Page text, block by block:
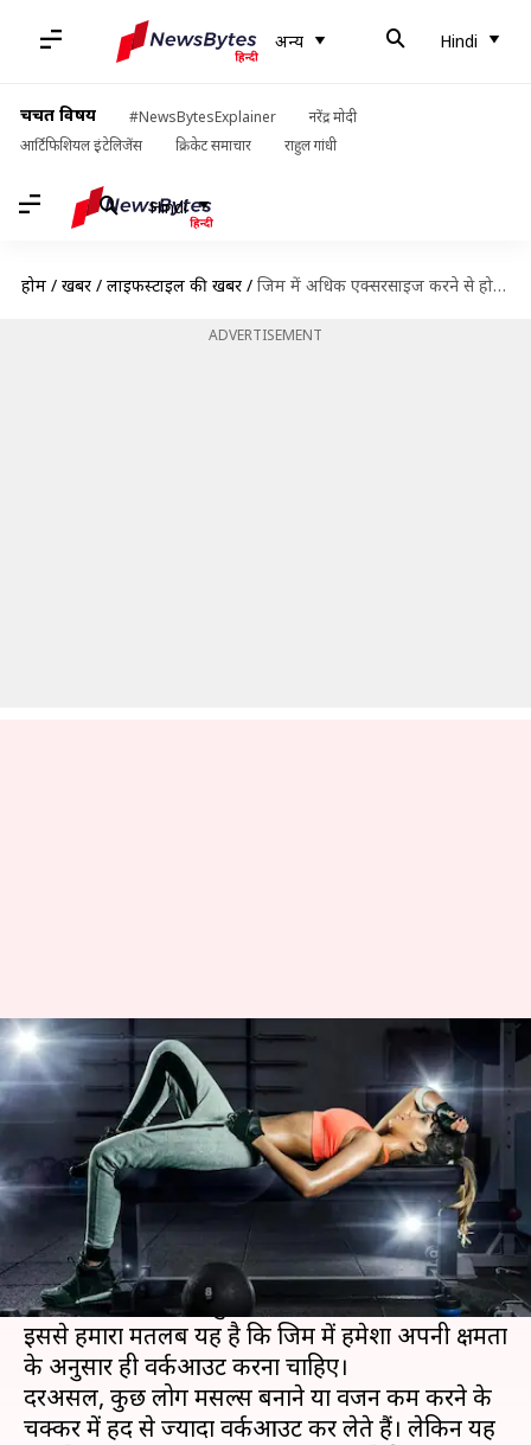
अन्य Hindi
चर्चित विषय #NewsBytesExplainer
नरेंद्र मोदी
आर्टिफिशियल इंटेलिजेंस
क्रिकेट समाचार राहुल गांधी
Hindi
होम / खबरें / लाइफस्टाइल की खबरें / जिम में अधिक एक्सरसाइज करने से हो सकते हैं ये नुकसान, जानिए
ADVERTISEMENT
जिम में अधिक एक्सरसाइज करने से
हो सकते हैं ये नुकसान, जानिए
लेखन Oct 01, 2020 03:59 pm
क्या है खबर?
हम यह सलाह आपको बिल्कुल भी नहीं देंगे कि आप जिम
जाना बंद कर दें, लेकिन जिम जाकर बहुत अधिक
वर्कआउट करने से भी कुछ भला नहीं होता है।
इससे हमारा मतलब यह है कि जिम में हमेशा अपनी क्षमता
के अनुसार ही वर्कआउट करना चाहिए।
दरअसल, कुछ लोग मसल्‍स बनाने या वजन कम करने के
चक्‍कर में हद से ज्‍यादा वर्कआउट कर लेते हैं। लेकिन यह